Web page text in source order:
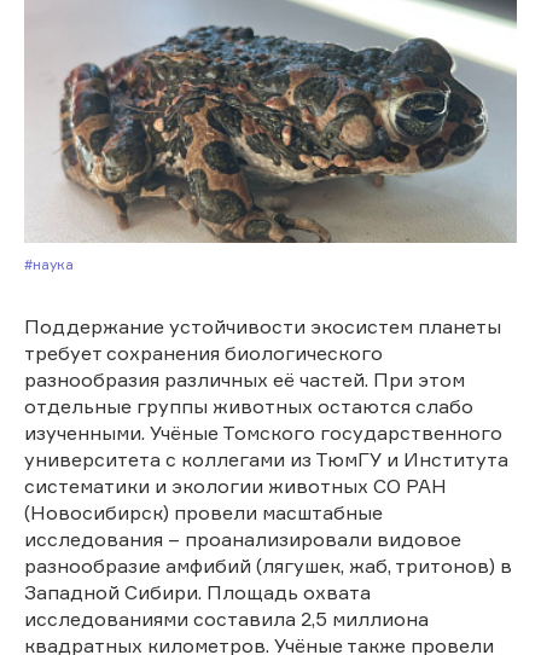
#Наука
Поддержание устойчивости экосистем планеты
требует сохранения биологического
разнообразия различных её частей. При этом
отдельные группы животных остаются слабо
изученными. Учёные Томского государственного
университета с коллегами из ТюмГУ и Института
систематики и экологии животных СО РАН
(Новосибирск) провели масштабные
исследования – проанализировали видовое
разнообразие амфибий (лягушек, жаб, тритонов) в
Западной Сибири. Площадь охвата
исследованиями составила 2,5 миллиона
квадратных километров. Учёные также провели